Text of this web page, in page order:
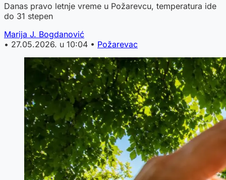
Danas pravo letnje vreme u Požarevcu, temperatura ide
do 31 stepen
Marija J. Bogdanović
• 27.05.2026. u 10:04 • Požarevac